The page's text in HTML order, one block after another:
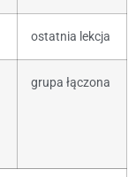
ostatnia lekcja
grupa łączona